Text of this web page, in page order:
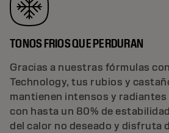
TONOS FRIOS QUE PERDURAN
Gracias a nuestras fórmulas
Technology, tus rubios y
mantienen intensos y radiantes
con hasta un 80% de
del calor no deseado y disfruta